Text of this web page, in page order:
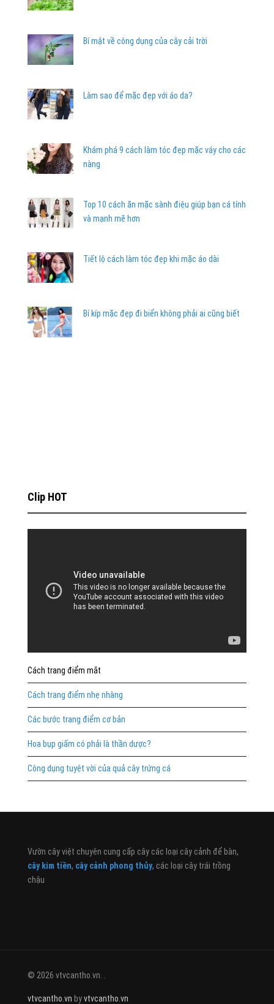
Bí mật về công dụng của cây cải trời
Làm sao để mặc đẹp với áo da?
Khám phá 9 cách làm tóc đẹp mặc váy cho các
nàng
Top 10 cách ăn mặc sành điệu giúp bạn cá tính
và mạnh mẽ hơn
Tiết lộ cách làm tóc đẹp khi mặc áo dài
Bí kíp mặc đẹp đi biển không phải ai cũng biết
Clip HOT
Cách trang điểm mắt
Cách trang điểm nhẹ nhàng
Các bước trang điểm cơ bản
Hoa bụp giấm có phải là thần dược?
Công dụng tuyệt vời của quả cây trứng cá
Vườn cây việt chuyên cung cấp cây các loại cây cảnh để bàn,
cây kim tiền, cây cảnh phong thủy, các loại cây trái trồng
chậu
© 2026 vtvcantho.vn. .
vtvcantho.vn byvtvcantho.vn